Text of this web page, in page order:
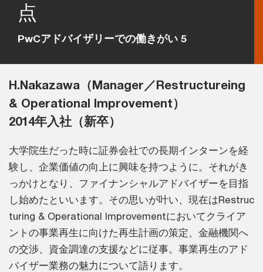
点
PwCアドバイザリーでの働きがい 5
H.Nakazawa（Manager／Restructureing
& Operational Improvement）
2014年入社（新卒）
大学院生だった時に証券会社での長期インターンを経
験し、企業価値の向上に興味を持つように。それがき
っかけとなり、ファイナンシャルアドバイザーを目指
し始めたといいます。その思いが叶い、現在はRestruc
turing & Operational Improvementにおいてクライア
ントの事業再生に向けた再生計画の策定、金融機関へ
の交渉、資金調達の支援などに従事。事業再生のアド
バイザー業務の魅力について語ります。